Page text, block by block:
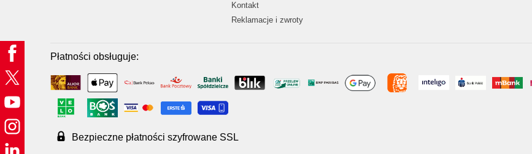
Kontakt
Reklamacje i zwroty
Płatności obsługuje:
Bezpieczne płatności szyfrowane SSL